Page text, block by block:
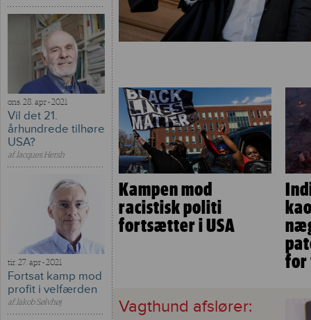
ons. 28. apr - 2021
Vil det 21.
århundrede tilhøre
USA?
afJacques Hersh
tir. 27. apr - 2021
Fortsat kamp mod
profit i velfærden
afJakob Sølvhøj
Kampen mod
racistisk politi
fortsætter i USA
for
Vagthund afslører: